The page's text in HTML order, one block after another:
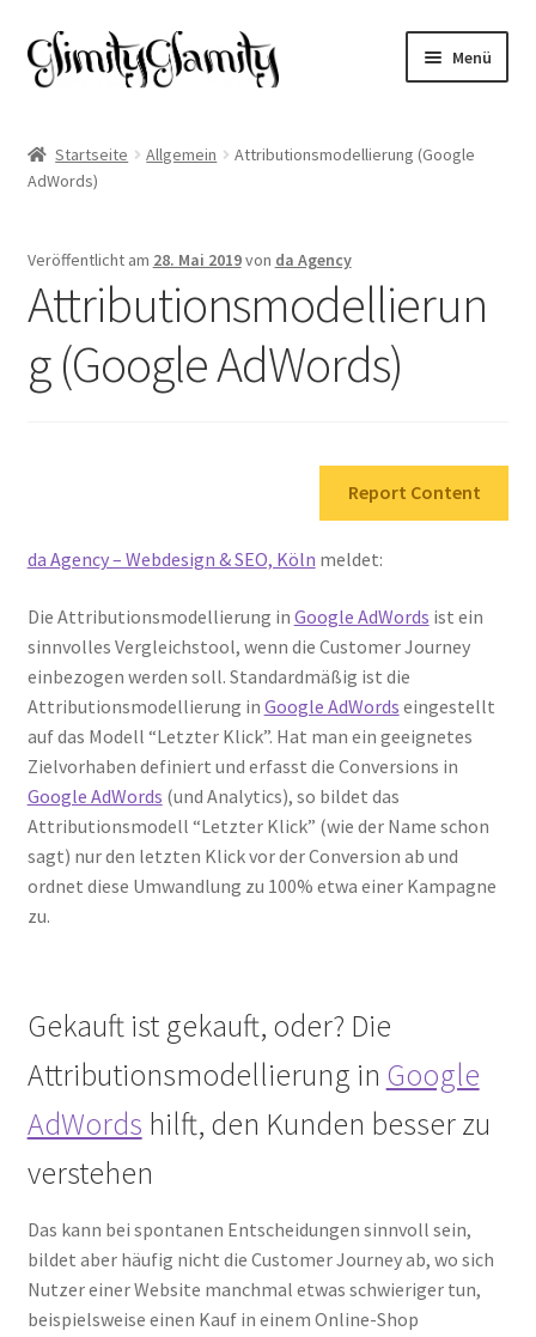
Zur
Navigation
Zum
Inhalt
Menü
Cookie-Richtlinie (EU)
Datenschutz
Impressum
Kasse
Startseite Allgemein
Attributionsmodellierung (Google
AdWords)
Veröffentlicht am 28. Mai 2019von da Agency
Attributionsmodellierun
g (Google AdWords)
Report Content
da Agency – Webdesign & SEO, Köln meldet:
Die Attributionsmodellierung in Google AdWords ist ein
sinnvolles Vergleichstool, wenn die Customer Journey
einbezogen werden soll. Standardmäßig ist die
Attributionsmodellierung in Google AdWords eingestellt
auf das Modell “Letzter Klick”. Hat man ein geeignetes
Zielvorhaben definiert und erfasst die Conversions in
Google AdWords (und Analytics), so bildet das
Attributionsmodell “Letzter Klick” (wie der Name schon
sagt) nur den letzten Klick vor der Conversion ab und
ordnet diese Umwandlung zu 100% etwa einer Kampagne
zu.
Gekauft ist gekauft, oder? Die
Attributionsmodellierung in Google
AdWords hilft, den Kunden besser zu
verstehen
Das kann bei spontanen Entscheidungen sinnvoll sein,
bildet aber häufig nicht die Customer Journey ab, wo sich
Nutzer einer Website manchmal etwas schwieriger tun,
beispielsweise einen Kauf in einem Online-Shop